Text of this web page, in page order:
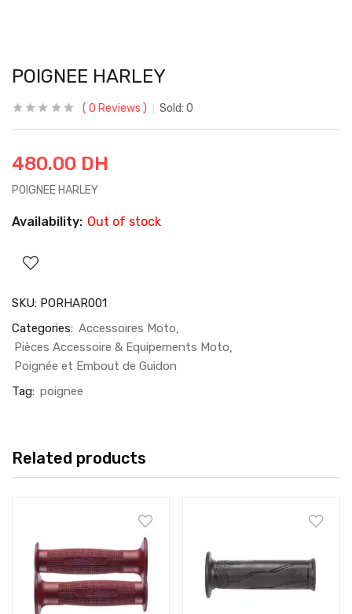
POIGNEE HARLEY
0 Reviews Sold: 0
480.00 DH
POIGNEE HARLEY
Availability: Out of stock
SKU: PORHAR001
Categories: Accessoires Moto
Pièces Accessoire & Equipements Moto
Poignée et Embout de Guidon
Tag: poignee
Related products